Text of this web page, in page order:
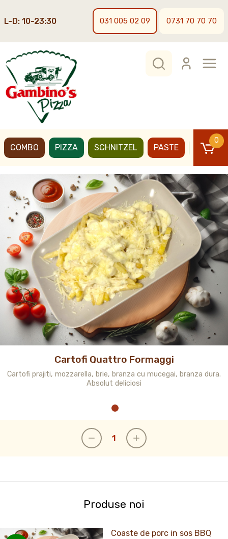
L-D: 10-23:30 031 005 02 09 0731 70 70 70
COMBO PIZZA SCHNITZEL PASTE BURGERI
0
Cartofi Quattro Formaggi
Cartofi prajiti, mozzarella, brie, branza cu mucegai, branza dura.
Absolut deliciosi
Produse noi
Coaste de porc in sos BBQ